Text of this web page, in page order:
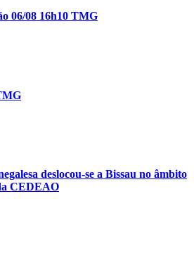
06/08 16h10 TMG
deslocou-se a Bissau no âmbito
CEDEAO